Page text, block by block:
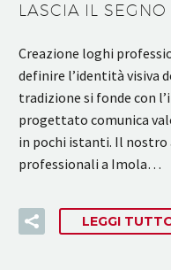
LASCIA IL SEGNO
Creazione loghi
definire l’identità visiva
tradizione si fonde con
progettato comunica
in pochi istanti. Il nostro
professionali a Imola…
LEGGI